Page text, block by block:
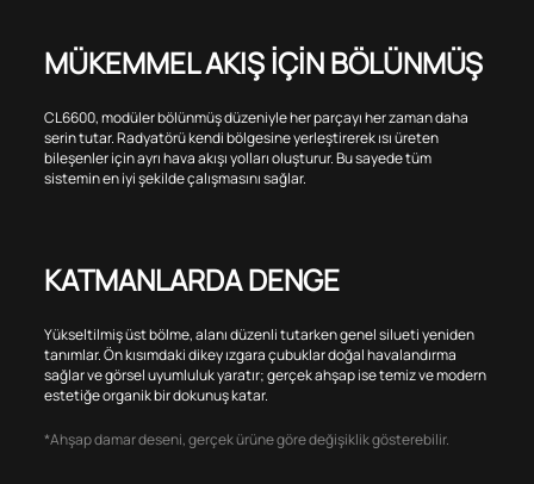
MÜKEMMEL AKIŞ İÇİN BÖLÜNMÜŞ
CL6600, modüler bölünmüş düzeniyle her parçayı her zaman daha
serin tutar. Radyatörü kendi bölgesine yerleştirerek ısı üreten
bileşenler için ayrı hava akışı yolları oluşturur. Bu sayede tüm
sistemin en iyi şekilde çalışmasını sağlar.
KATMANLARDA DENGE
Yükseltilmiş üst bölme, alanı düzenli tutarken genel silueti yeniden
tanımlar. Ön kısımdaki dikey ızgara çubuklar doğal havalandırma
sağlar ve görsel uyumluluk yaratır; gerçek ahşap ise temiz ve modern
estetiğe organik bir dokunuş katar.
*Ahşap damar deseni, gerçek ürüne göre değişiklik gösterebilir.